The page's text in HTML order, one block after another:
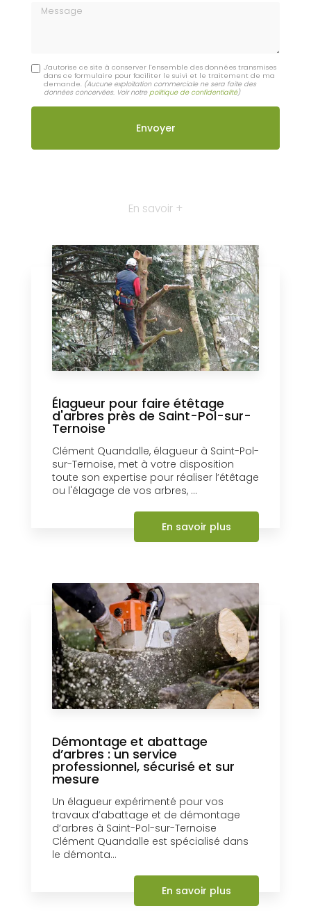
Message
J'autorise ce site à conserver l'ensemble des données transmises
dans ce formulaire pour faciliter le suivi et le traitement de ma
demande. (Aucune exploitation commerciale ne sera faite des
données concervées. Voir notrepolitique de confidentialité)
En savoir +
Élagueur pour faire étêtage
d'arbres près de Saint-Pol-sur-
Ternoise
Clément Quandalle, élagueur à Saint-Pol-
sur-Ternoise, met à votre disposition
toute son expertise pour réaliser l’étêtage
ou l'élagage de vos arbres, ...
En savoir plus
Démontage et abattage
d’arbres : un service
professionnel, sécurisé et sur
mesure
Un élagueur expérimenté pour vos
travaux d’abattage et de démontage
d’arbres à Saint-Pol-sur-Ternoise
Clément Quandalle est spécialisé dans
le démonta...
En savoir plus